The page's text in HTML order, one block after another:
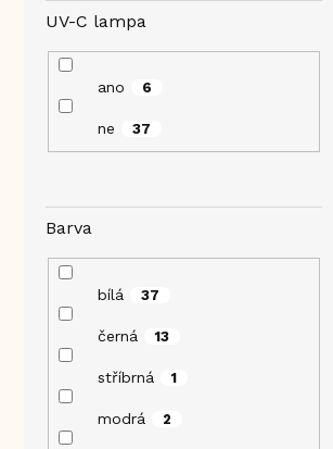
UV-C lampa
ano 6
ne 37
Barva
bílá 37
černá 13
stříbrná 1
modrá 2